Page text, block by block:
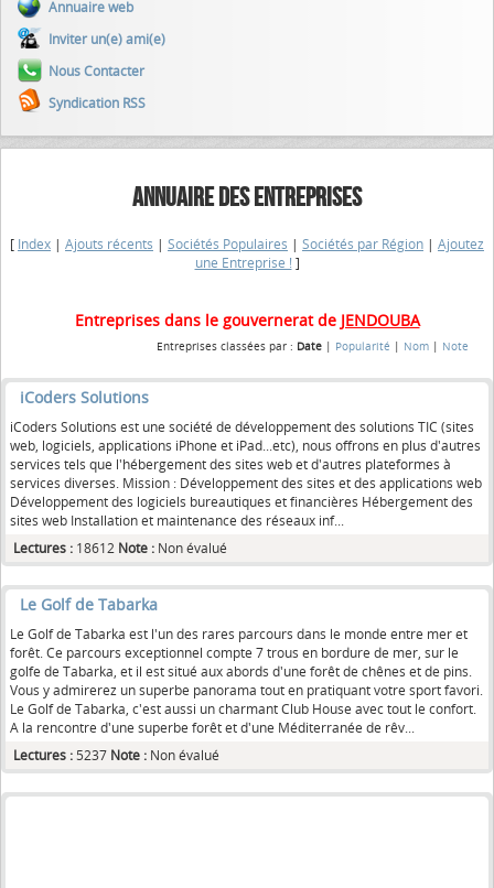
Annuaire web
Inviter un(e) ami(e)
Nous Contacter
Syndication RSS
ANNUAIRE DES ENTREPRISES
[ Index | Ajouts récents | Sociétés Populaires | Sociétés par Région | Ajoutez
une Entreprise !]
Entreprises dans le gouvernerat de JENDOUBA
Entreprises classées par : Date | Popularité | Nom | Note
iCoders Solutions
iCoders Solutions est une société de développement des solutions TIC (sites
web, logiciels, applications iPhone et iPad...etc), nous offrons en plus d'autres
services tels que l'hébergement des sites web et d'autres plateformes à
services diverses. Mission : Développement des sites et des applications web
Développement des logiciels bureautiques et financières Hébergement des
sites web Installation et maintenance des réseaux inf...
Lectures : 18612 Note : Non évalué
Le Golf de Tabarka
Le Golf de Tabarka est l'un des rares parcours dans le monde entre mer et
forêt. Ce parcours exceptionnel compte 7 trous en bordure de mer, sur le
golfe de Tabarka, et il est situé aux abords d'une forêt de chênes et de pins.
Vous y admirerez un superbe panorama tout en pratiquant votre sport favori.
Le Golf de Tabarka, c'est aussi un charmant Club House avec tout le confort.
A la rencontre d'une superbe forêt et d'une Méditerranée de rêv...
Lectures :5237 Note : Non évalué